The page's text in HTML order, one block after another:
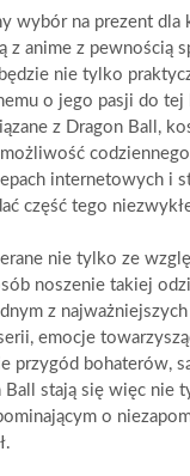
wybór na prezent dla
z anime z pewnością
nie tylko
o jego pasji do
z Dragon Ball,
internetowych i
część tego
nie tylko ze
noszenie takiej
z
emocje
przygód bohaterów,
Ball stają się więc nie
o